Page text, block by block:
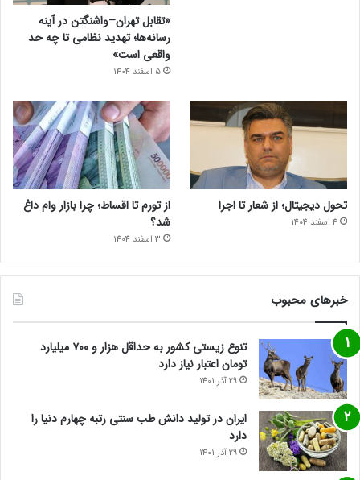
«تقابل تهران–واشنگتن در آینه
رسانه‌ها؛ تهدید نظامی تا چه حد
واقعی است»
5 اسفند 1404
تحول دیجیتال؛ از شعار تا اجرا
4 اسفند 1404
از تورم تا اقساط؛ چرا بازار وام داغ
شد؟
3 اسفند 1404
خبرهای محبوب
تنوع زیستی کشور به حداقل هزار و ۷۰۰ میلیارد
تومان اعتبار نیاز دارد
29 آذر 1401
ایران در تولید دانش طب سنتی رتبه چهارم دنیا را
دارد
29 آذر 1401